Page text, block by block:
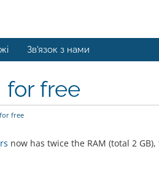
Зв'язок з нами
for free
free
now has twice the RAM (total 2